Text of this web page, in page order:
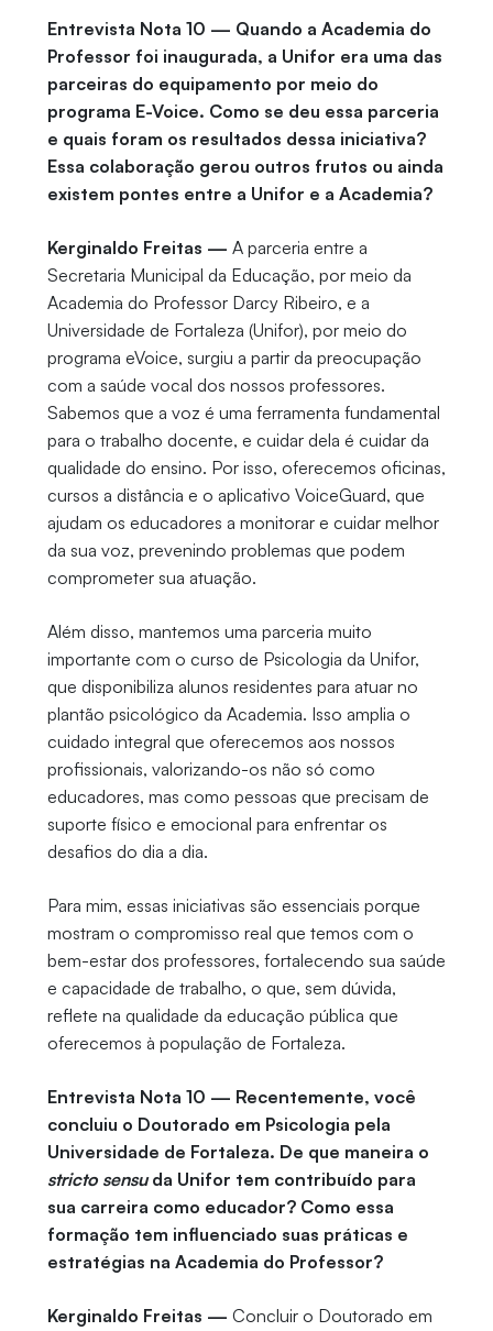
Entrevista Nota 10 — Quando a Academia do
Professor foi inaugurada, a Unifor era uma das
parceiras do equipamento por meio do
programa E-Voice. Como se deu essa parceria
e quais foram os resultados dessa iniciativa?
Essa colaboração gerou outros frutos ou ainda
existem pontes entre a Unifor e a Academia?
Kerginaldo Freitas — A parceria entre a
Secretaria Municipal da Educação, por meio da
Academia do Professor Darcy Ribeiro, e a
Universidade de Fortaleza (Unifor), por meio do
programa eVoice, surgiu a partir da preocupação
com a saúde vocal dos nossos professores.
Sabemos que a voz é uma ferramenta fundamental
para o trabalho docente, e cuidar dela é cuidar da
qualidade do ensino. Por isso, oferecemos oficinas,
cursos a distância e o aplicativo VoiceGuard, que
ajudam os educadores a monitorar e cuidar melhor
da sua voz, prevenindo problemas que podem
comprometer sua atuação.
Além disso, mantemos uma parceria muito
importante com o curso de Psicologia da Unifor,
que disponibiliza alunos residentes para atuar no
plantão psicológico da Academia. Isso amplia o
cuidado integral que oferecemos aos nossos
profissionais, valorizando-os não só como
educadores, mas como pessoas que precisam de
suporte físico e emocional para enfrentar os
desafios do dia a dia.
Para mim, essas iniciativas são essenciais porque
mostram o compromisso real que temos com o
bem-estar dos professores, fortalecendo sua saúde
e capacidade de trabalho, o que, sem dúvida,
reflete na qualidade da educação pública que
oferecemos à população de Fortaleza.
Entrevista Nota 10 — Recentemente, você
concluiu o Doutorado em Psicologia pela
Universidade de Fortaleza. De que maneira o
stricto sensuda Unifor tem contribuído para
sua carreira como educador? Como essa
formação tem influenciado suas práticas e
estratégias na Academia do Professor?
Kerginaldo Freitas — Concluir o Doutorado em